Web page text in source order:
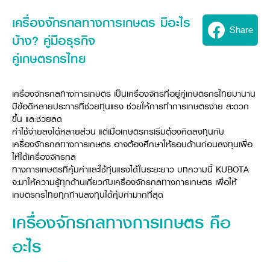
Mini-excavator
Mini-excavator Implement
Wheel Loader
Agricultural Innovation
Investment
Materials
Join the Network
Contact
Asian Leader with International Standard
International
Background
International Subsidiaries Offices
International Service Centers
Partners
Internship Program
Employee Welfare
New Update
News & Activity
Corporate News
News & Social Activity
Social Activities
Royal Projects
Community and Social Development
Education and Youth
Environment, Safety and Occupational Health
KUBOTA and Farmerco-operation
Large Scale Farm
Learning Centre
Online Journal
OnlineShowroom
Customer Service
KUBOTA Store
KUBOTA (Agri) Solutions
KUBOTA FARM
KUBOTA FAMILY
เครื่องจักรกลทางการเกษตร มีอะไร
บ้าง? คู่มือธุรกิจ
คู่เกษตรกรไทย
Share
เครื่องจักรกลทางการเกษตร เป็นเครื่องจักรที่อยู่คู่เกษตรกรไทยมานาน
มีข้อดีหลายประการที่ช่วยทุ่นแรง ช่วยให้การทำการเกษตรง่าย สะดวก
ขึ้น และช่วยลด
ค่าใช้จ่ายลงได้หลายส่วน แต่เมื่อเกษตรกรเริ่มต้องคิดลงทุนกับ
เครื่องจักรกลทางการเกษตร อาจต้องศึกษาให้รอบด้านก่อนลงทุนเพื่อ
ให้ได้เครื่องจักรกล
ทางการเกษตรที่คุ้มค่าและใช้ทุ่นแรงได้ในระยะยาว บทความนี้ KUBOTA
จะมาให้ความรู้ทุกด้านเกี่ยวกับเครื่องจักรกลทางการเกษตร เพื่อให้
เกษตรกรไทยทุกท่านลงทุนได้คุ้มค่ามากที่สุด
เครื่องจักรกลทางการเกษตร คือ
อะไร